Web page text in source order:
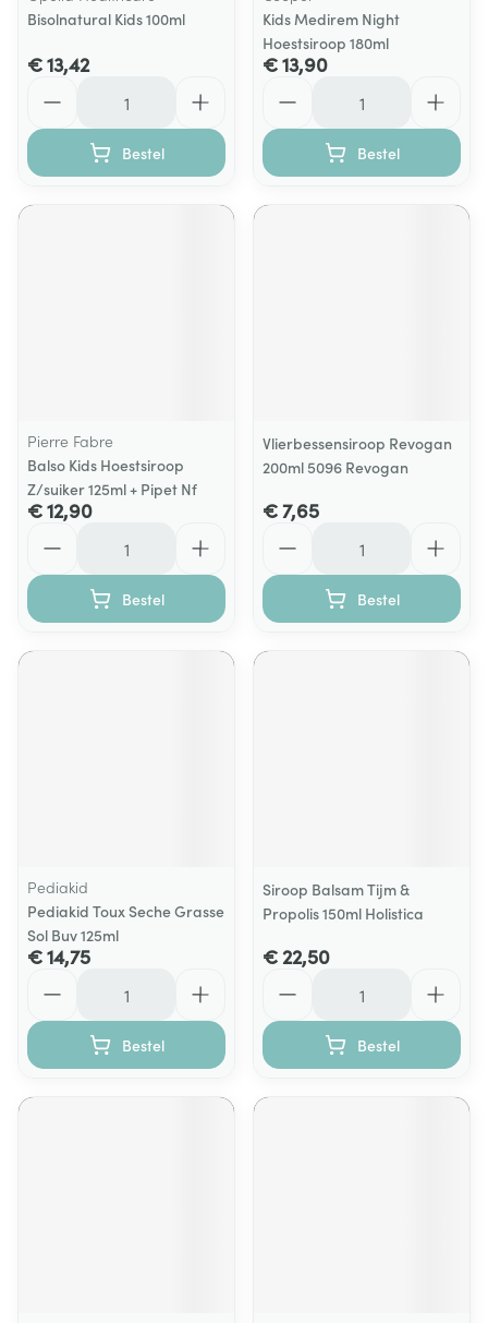
Bisolnatural Kids 100ml
€ 13,42
Bestel
Kids Medirem Night
Hoestsiroop 180ml
€ 13,90
Bestel
Pierre Fabre
Balso Kids Hoestsiroop
Z/suiker 125ml + Pipet Nf
€ 12,90
Bestel
Vlierbessensiroop Revogan
200ml 5096 Revogan
€ 7,65
Bestel
Pediakid
Pediakid Toux Seche Grasse
Sol Buv 125ml
€ 14,75
Bestel
Siroop Balsam Tijm &
Propolis 150ml Holistica
€ 22,50
Bestel